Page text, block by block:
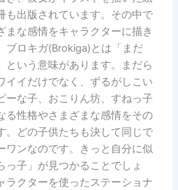
も出版されています。その中で
まな感情をキャラクターに描き
ブロキガ(Brokiga)とは「まだ
という意味があります。まだら
イイだけでなく、ずるがしこい
ーな子、おこりん坊、すねっ子
る性格やさまざまな感情をその
。どの子供たちも決して同じで
ワンなのです。きっと自分に似
っ子」が見つかることでしょ
ラクターを使ったステーショナ